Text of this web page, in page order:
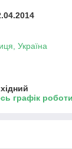
Україна
графік роботи